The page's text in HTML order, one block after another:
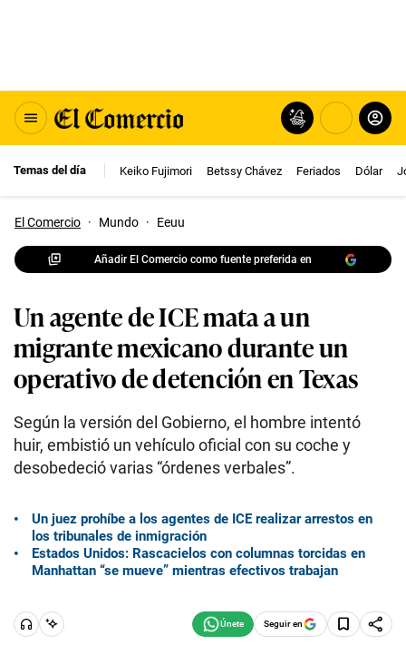
Temas del día Keiko Fujimori Betssy Chávez Feriados Dólar
El Comercio · Mundo · Eeuu
Añadir El Comercio como fuente preferida en
Un agente de ICE mata a un
migrante mexicano durante un
operativo de detención en Texas
Según la versión del Gobierno, el hombre intentó
huir, embistió un vehículo oficial con su coche y
desobedeció varias “órdenes verbales”.
Un juez prohíbe a los agentes de ICE realizar arrestos en
los tribunales de inmigración
Estados Unidos: Rascacielos con columnas torcidas en
Manhattan “se mueve” mientras efectivos trabajan
Seguir en